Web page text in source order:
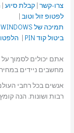
צרו-קשר |קבלת סיוע |
לפטופ זול וטוב |
תמיכה של WINDOWS
ביטול קוד PIN
|
אתם יכולים לסמוך על Mac-ios
מחשבים ניידים
רבות ושונות. הנה